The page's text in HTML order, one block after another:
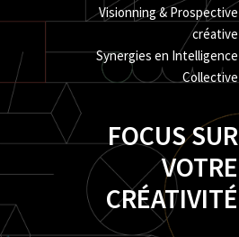
Visionning & Prospective
créative
Synergies en Intelligence
Collective
FOCUS SUR
VOTRE
CRÉATIVITÉ